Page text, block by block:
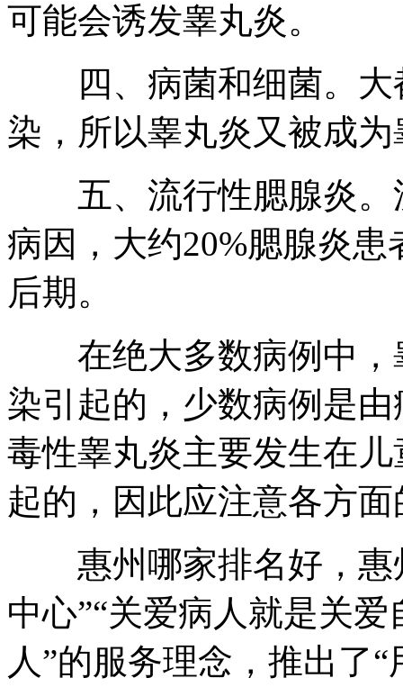
可能会诱发睾丸炎。
四、病菌和细菌。大
染，所以睾丸炎又被成
五、流行性腮腺炎。
病因，大约20%腮腺炎
后期。
在绝大多数病例中，
染引起的，少数病例是
毒性睾丸炎主要发生在
起的，因此应注意各方
惠州哪家排名好，惠
中心”“关爱病人就是关
人”的服务理念，推出了